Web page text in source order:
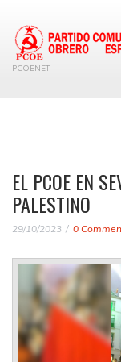
PCOENET
EL PCOE EN
PALESTINO
29/10/2023 0